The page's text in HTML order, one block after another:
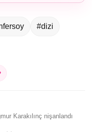
#dizi
Karakılınç nişanlandı